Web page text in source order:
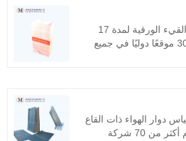
الطويل في الصين.
نحن خبراء في إنتاج أكياس القيء الورقية لمدة 17
عامًا ونصدرها إلى أكثر من 30 موقعًا دوليًا في جميع
دوار الهواء ذات القاع
السفلي لمدة 17 عامًا ونخدم أكثر من 70 شركة